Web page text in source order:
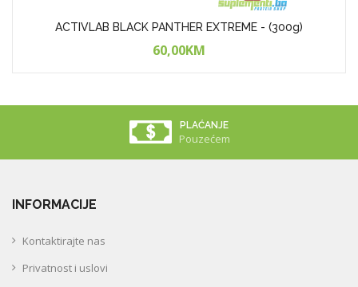
ACTIVLAB BLACK PANTHER EXTREME - (300g)
60,00KM
PLAĆANJE
Pouzećem
INFORMACIJE
Kontaktirajte nas
Privatnost i uslovi